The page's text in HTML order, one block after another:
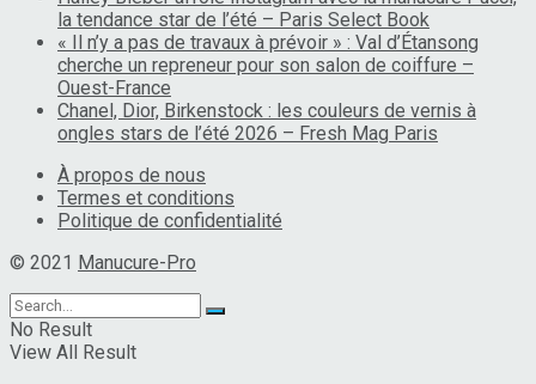
la tendance star de l’été – Paris Select Book
« Il n’y a pas de travaux à prévoir » : Val d’Étansong
cherche un repreneur pour son salon de coiffure –
Ouest-France
Chanel, Dior, Birkenstock : les couleurs de vernis à
ongles stars de l’été 2026 – Fresh Mag Paris
À propos de nous
Termes et conditions
Politique de confidentialité
© 2021 Manucure-Pro
No Result
View All Result